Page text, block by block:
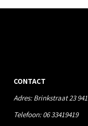
CONTACT
Adres: Brinkstraat 23
Telefoon:06 33419419